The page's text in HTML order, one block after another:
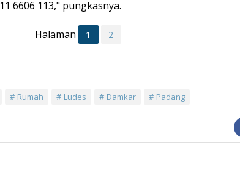
6606 113," pungkasnya.
Halaman 1 2
Rumah Ludes Damkar Padang